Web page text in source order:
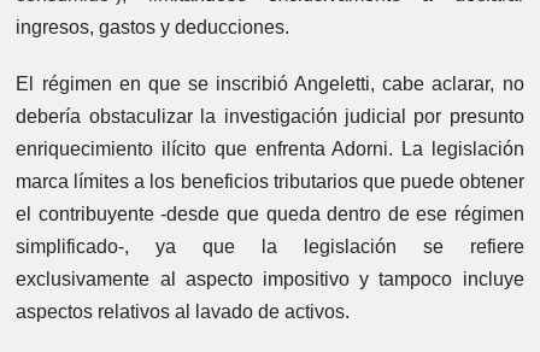
ingresos, gastos y deducciones.
El régimen en que se inscribió Angeletti, cabe aclarar, no
debería obstaculizar la investigación judicial por presunto
enriquecimiento ilícito que enfrenta Adorni. La legislación
marca límites a los beneficios tributarios que puede obtener
el contribuyente -desde que queda dentro de ese régimen
simplificado-, ya que la legislación se refiere
exclusivamente al aspecto impositivo y tampoco incluye
aspectos relativos al lavado de activos.